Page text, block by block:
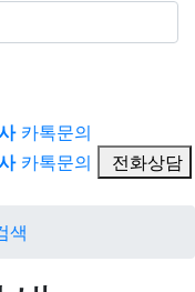
카톡문의
카톡문의 전화상담
색